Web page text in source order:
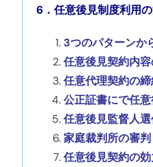
6．任意後見制度利用
3つのパターンか
任意後見契約内
任意代理契約の
公正証書にで任
任意後見監督人
家庭裁判所の審判
任意後見契約の